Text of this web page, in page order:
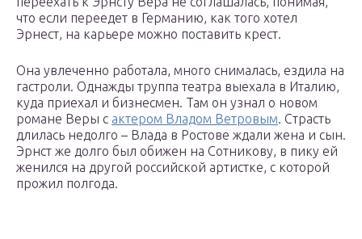
что если переедет в Германию, как того хотел
Эрнест, на карьере можно поставить крест.
Она увлеченно работала, много снималась, ездила на
гастроли. Однажды труппа театра выехала в Италию,
куда приехал и бизнесмен. Там он узнал о новом
романе Веры с актером Владом Ветровым. Страсть
длилась недолго – Влада в Ростове ждали жена и сын.
Эрнст же долго был обижен на Сотникову, в пику ей
женился на другой российской артистке, с которой
прожил полгода.